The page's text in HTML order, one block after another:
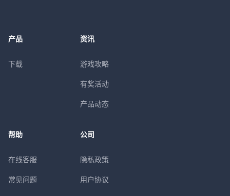
产品
下载
资讯
游戏攻略
有奖活动
产品动态
帮助
在线客服
常见问题
公司
隐私政策
用户协议